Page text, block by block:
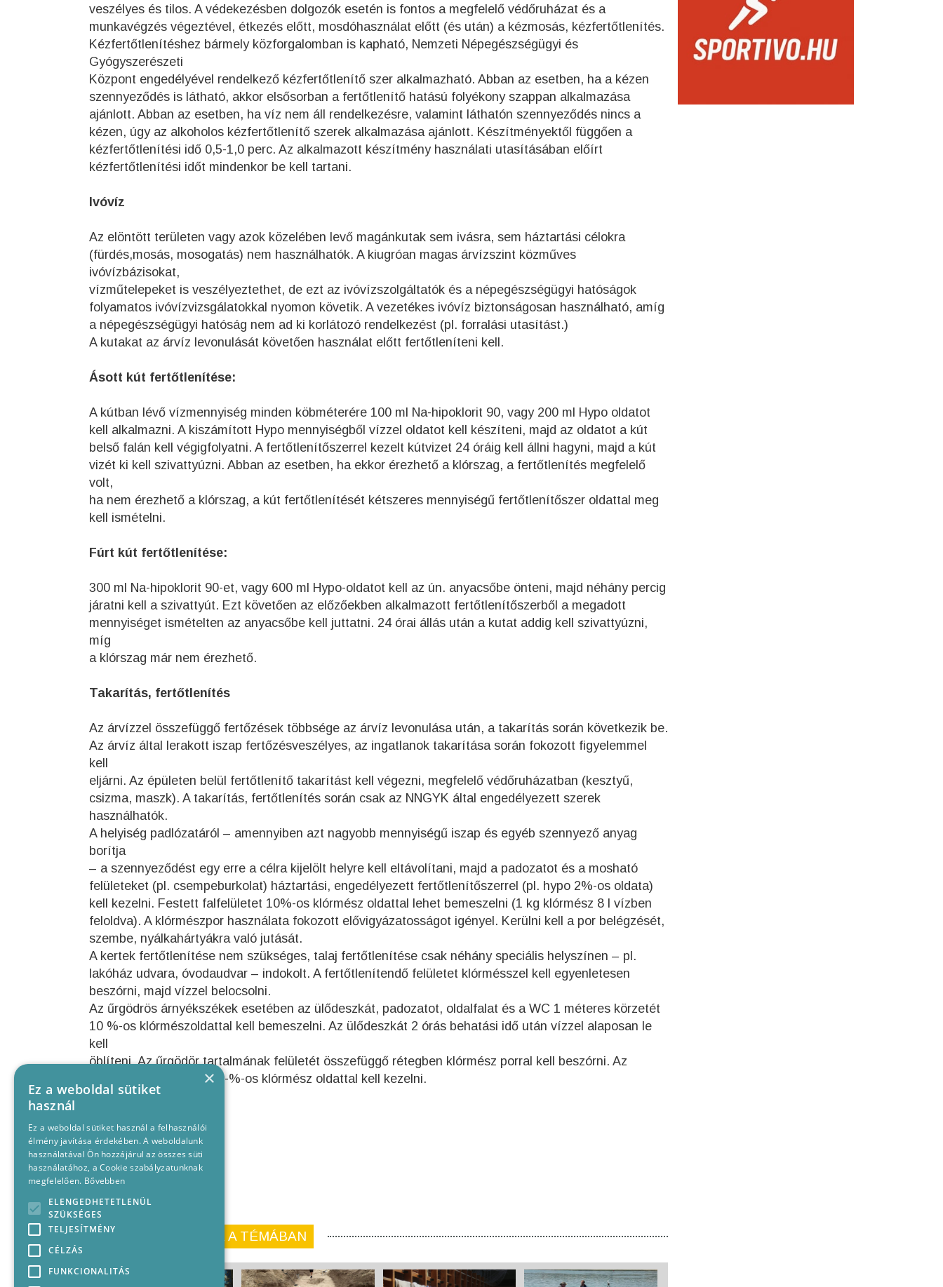
veszélyes és tilos. A védekezésben dolgozók esetén is fontos a megfelelő védőruházat és a
munkavégzés végeztével, étkezés előtt, mosdóhasználat előtt (és után) a kézmosás, kézfertőtlenítés.
Kézfertőtlenítéshez bármely közforgalomban is kapható, Nemzeti Népegészségügyi és
Gyógyszerészeti
Központ engedélyével rendelkező kézfertőtlenítő szer alkalmazható. Abban az esetben, ha a kézen
szennyeződés is látható, akkor elsősorban a fertőtlenítő hatású folyékony szappan alkalmazása
ajánlott. Abban az esetben, ha víz nem áll rendelkezésre, valamint láthatón szennyeződés nincs a
kézen, úgy az alkoholos kézfertőtlenítő szerek alkalmazása ajánlott. Készítményektől függően a
kézfertőtlenítési idő 0,5-1,0 perc. Az alkalmazott készítmény használati utasításában előírt
kézfertőtlenítési időt mindenkor be kell tartani.
Ivóvíz
Az elöntött területen vagy azok közelében levő magánkutak sem ivásra, sem háztartási célokra
(fürdés,mosás, mosogatás) nem használhatók. A kiugróan magas árvízszint közműves
ivóvízbázisokat,
vízműtelepeket is veszélyeztethet, de ezt az ivóvízszolgáltatók és a népegészségügyi hatóságok
folyamatos ivóvízvizsgálatokkal nyomon követik. A vezetékes ivóvíz biztonságosan használható, amíg
a népegészségügyi hatóság nem ad ki korlátozó rendelkezést (pl. forralási utasítást.)
A kutakat az árvíz levonulását követően használat előtt fertőtleníteni kell.
Ásott kút fertőtlenítése:
A kútban lévő vízmennyiség minden köbméterére 100 ml Na-hipoklorit 90, vagy 200 ml Hypo oldatot
kell alkalmazni. A kiszámított Hypo mennyiségből vízzel oldatot kell készíteni, majd az oldatot a kút
belső falán kell végigfolyatni. A fertőtlenítőszerrel kezelt kútvizet 24 óráig kell állni hagyni, majd a kút
vizét ki kell szivattyúzni. Abban az esetben, ha ekkor érezhető a klórszag, a fertőtlenítés megfelelő
volt,
ha nem érezhető a klórszag, a kút fertőtlenítését kétszeres mennyiségű fertőtlenítőszer oldattal meg
kell ismételni.
Fúrt kút fertőtlenítése:
300 ml Na-hipoklorit 90-et, vagy 600 ml Hypo-oldatot kell az ún. anyacsőbe önteni, majd néhány percig
járatni kell a szivattyút. Ezt követően az előzőekben alkalmazott fertőtlenítőszerből a megadott
mennyiséget ismételten az anyacsőbe kell juttatni. 24 órai állás után a kutat addig kell szivattyúzni,
míg
a klórszag már nem érezhető.
Takarítás, fertőtlenítés
Az árvízzel összefüggő fertőzések többsége az árvíz levonulása után, a takarítás során következik be.
Az árvíz által lerakott iszap fertőzésveszélyes, az ingatlanok takarítása során fokozott figyelemmel
kell
eljárni. Az épületen belül fertőtlenítő takarítást kell végezni, megfelelő védőruházatban (kesztyű,
csizma, maszk). A takarítás, fertőtlenítés során csak az NNGYK által engedélyezett szerek
használhatók.
A helyiség padlózatáról – amennyiben azt nagyobb mennyiségű iszap és egyéb szennyező anyag
borítja
– a szennyeződést egy erre a célra kijelölt helyre kell eltávolítani, majd a padozatot és a mosható
felületeket (pl. csempeburkolat) háztartási, engedélyezett fertőtlenítőszerrel (pl. hypo 2%-os oldata)
kell kezelni. Festett falfelületet 10%-os klórmész oldattal lehet bemeszelni (1 kg klórmész 8 l vízben
feloldva). A klórmészpor használata fokozott elővigyázatosságot igényel. Kerülni kell a por belégzését,
szembe, nyálkahártyákra való jutását.
A kertek fertőtlenítése nem szükséges, talaj fertőtlenítése csak néhány speciális helyszínen – pl.
lakóház udvara, óvodaudvar – indokolt. A fertőtlenítendő felületet klórmésszel kell egyenletesen
beszórni, majd vízzel belocsolni.
Az űrgödrös árnyékszékek esetében az ülődeszkát, padozatot, oldalfalat és a WC 1 méteres körzetét
10 %-os klórmészoldattal kell bemeszelni. Az ülődeszkát 2 órás behatási idő után vízzel alaposan le
kell
öblíteni. Az űrgödör tartalmának felületét összefüggő rétegben klórmész porral kell beszórni. Az
ólakban a felületeket 10-%-os klórmész oldattal kell kezelni.
KORÁBBI CIKKEINK A TÉMÁBAN
×
Ez a weboldal sütiket
használ
Ez a weboldal sütiket használ a felhasználói
élmény javítása érdekében. A weboldalunk
használatával Ön hozzájárul az összes süti
használatához, a Cookie szabályzatunknak
megfelelően. Bővebben
ELENGEDHETETLENÜL
SZÜKSÉGES
TELJESÍTMÉNY
CÉLZÁS
FUNKCIONALITÁS